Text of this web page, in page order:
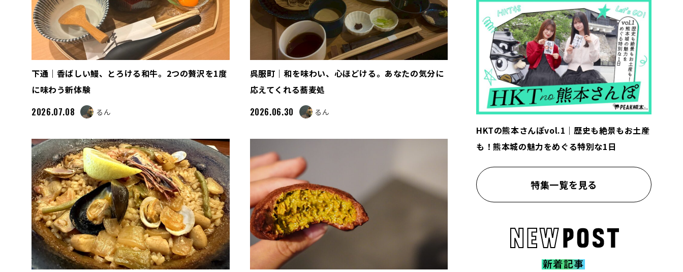
下通｜香ばしい鰻、とろける和牛。2つの贅沢を1度
に味わう新体験
2026.07.08
るん
呉服町｜和を味わい、心ほどける。あなたの気分に
応えてくれる蕎麦処
2026.06.30
るん
HKTの熊本さんぽvol.1｜歴史も絶景もお土産
も！熊本城の魅力をめぐる特別な1日
特集一覧を見る